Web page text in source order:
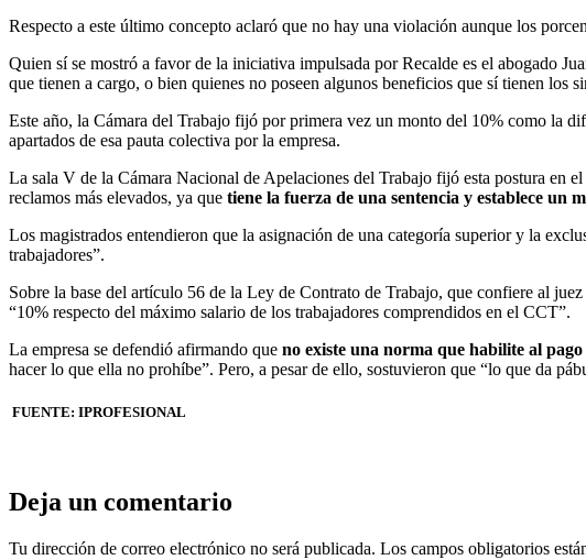
Respecto a este último concepto aclaró que no hay una violación aunque los
Quien sí se mostró a favor de la iniciativa impulsada por Recalde es el abogado
que tienen a cargo, o bien quienes no poseen algunos beneficios que sí tienen los
Este año, la Cámara del Trabajo fijó por primera vez un monto del 10% como la
apartados de esa pauta colectiva por la empresa.
La sala V de la Cámara Nacional de Apelaciones del Trabajo fijó esta postura en
reclamos más elevados, ya que tiene la fuerza de una sentencia y establece un
Los magistrados entendieron que la asignación de una categoría superior y la
trabajadores”.
Sobre la base del artículo 56 de la Ley de Contrato de Trabajo, que confiere al
“10% respecto del máximo salario de los trabajadores comprendidos en el CCT”.
La empresa se defendió afirmando que no existe una norma que habilite al
hacer lo que ella no prohíbe”. Pero, a pesar de ello, sostuvieron que “lo que da
FUENTE: IPROFESIONAL
Deja un comentario
Tu dirección de correo electrónico no será publicada. Los campos obligatorios